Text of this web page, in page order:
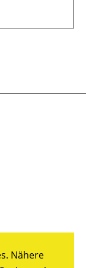
Nähere